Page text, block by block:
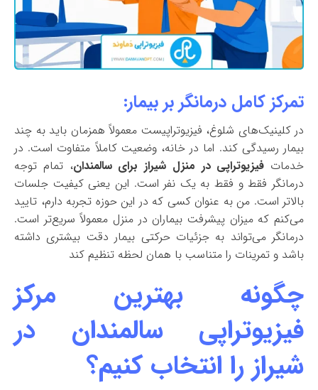
تمرکز کامل درمانگر بر بیمار:
در کلینیک‌های شلوغ، فیزیوتراپیست معمولاً همزمان باید به چند
بیمار رسیدگی کند. اما در خانه، وضعیت کاملاً متفاوت است. در
خدمات فیزیوتراپی در منزل شیراز برای سالمندان، تمام توجه
درمانگر فقط و فقط به یک نفر است. این یعنی کیفیت جلسات
بالاتر است. من به عنوان کسی که در این حوزه تجربه دارم، تایید
می‌کنم که میزان پیشرفت بیماران در منزل معمولاً سریع‌تر است.
درمانگر می‌تواند به جزئیات حرکتی بیمار دقت بیشتری داشته
باشد و تمرینات را متناسب با همان لحظه تنظیم کند
چگونه بهترین مرکز
فیزیوتراپی سالمندان در
شیراز را انتخاب کنیم؟